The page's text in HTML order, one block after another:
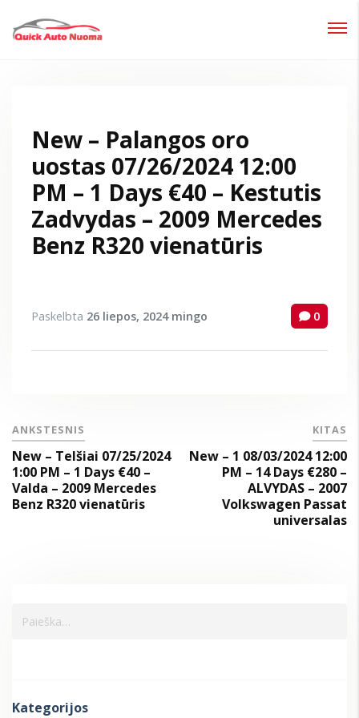
New – Palangos oro
uostas 07/26/2024 12:00
PM – 1 Days €40 – Kestutis
Zadvydas – 2009 Mercedes
Benz R320 vienatūris
Paskelbta 26 liepos, 2024 mingo 0
ANKSTESNIS
New – Telšiai 07/25/2024
1:00 PM – 1 Days €40 –
Valda – 2009 Mercedes
Benz R320 vienatūris
KITAS
New – 1 08/03/2024 12:00
PM – 14 Days €280 –
ALVYDAS – 2007
Volkswagen Passat
universalas
Kategorijos